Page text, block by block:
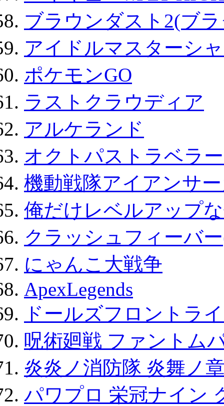
ブラウンダスト2(ブ
アイドルマスターシ
ポケモンGO
ラストクラウディア
アルケランド
オクトパストラベラ
機動戦隊アイアンサ
俺だけレベルアップ
クラッシュフィーバ
にゃんこ大戦争
ApexLegends
ドールズフロントラ
呪術廻戦 ファントム
炎炎ノ消防隊 炎舞ノ
パワプロ 栄冠ナイン